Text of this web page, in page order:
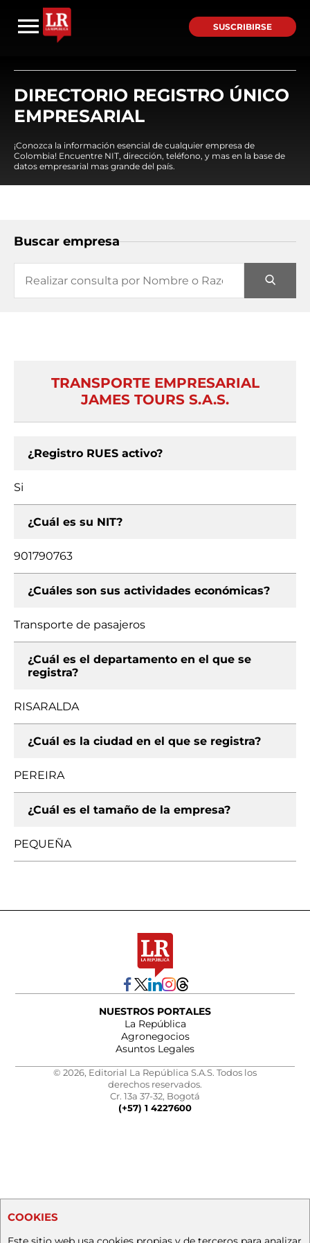
SUSCRIBIRSE
DIRECTORIO REGISTRO ÚNICO
EMPRESARIAL
¡Conozca la información esencial de cualquier empresa de
Colombia! Encuentre NIT, dirección, teléfono, y mas en la base de
datos empresarial mas grande del país.
Buscar empresa
TRANSPORTE EMPRESARIAL
JAMES TOURS S.A.S.
¿Registro RUES activo?
Si
¿Cuál es su NIT?
901790763
¿Cuáles son sus actividades económicas?
Transporte de pasajeros
¿Cuál es el departamento en el que se
registra?
RISARALDA
¿Cuál es la ciudad en el que se registra?
PEREIRA
¿Cuál es el tamaño de la empresa?
PEQUEÑA
NUESTROS PORTALES
La República
Agronegocios
Asuntos Legales
© 2026, Editorial La República S.A.S. Todos los
derechos reservados.
Cr. 13a 37-32, Bogotá
(+57) 1 4227600
COOKIES